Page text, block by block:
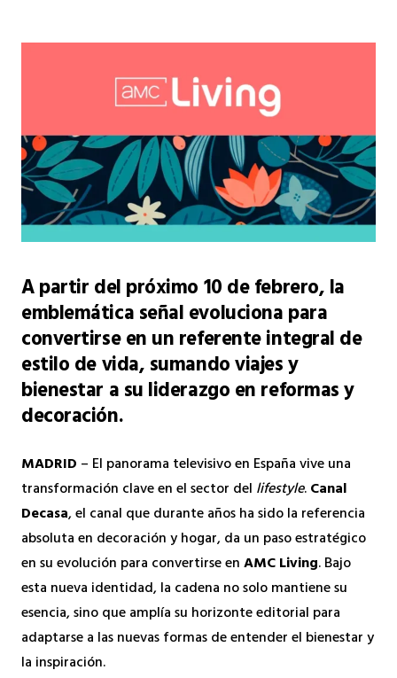
A partir del próximo 10 de febrero, la
emblemática señal evoluciona para
convertirse en un referente integral de
estilo de vida, sumando viajes y
bienestar a su liderazgo en reformas y
decoración.
MADRID – El panorama televisivo en España vive una
transformación clave en el sector del lifestyle.Canal
Decasa, el canal que durante años ha sido la referencia
absoluta en decoración y hogar, da un paso estratégico
en su evolución para convertirse enAMC Living. Bajo
esta nueva identidad, la cadena no solo mantiene su
esencia, sino que amplía su horizonte editorial para
adaptarse a las nuevas formas de entender el bienestar y
la inspiración.